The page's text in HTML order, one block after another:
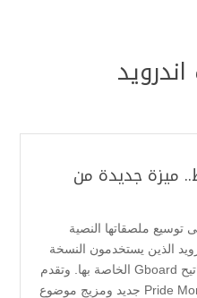
ميزة جديدة من
ملصقاتها النصية
الذين يستخدمون النسخة
الإنجليزية الأميركية من لوحة مفاتيح Gboard الخاصة بها. وتقدم
عملاقة البحث أكثر من 1600 Pride Month جديد ومزيج موضوع